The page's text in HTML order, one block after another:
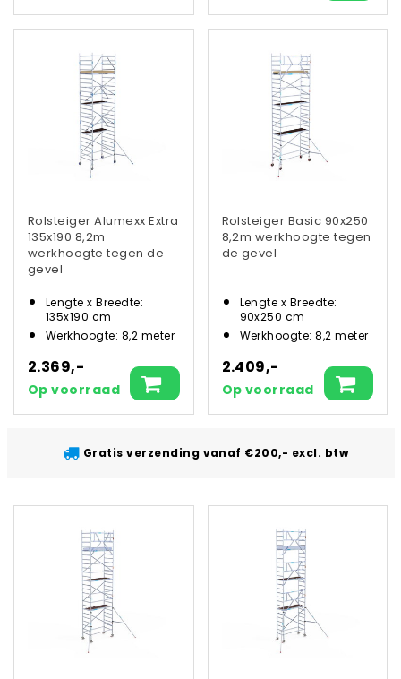
Rolsteiger Alumexx Extra
135x190 8,2m
werkhoogte tegen de
gevel
Lengte x Breedte:
135x190 cm
Werkhoogte: 8,2 meter
2.369,-
Op voorraad
Rolsteiger Basic 90x250
8,2m werkhoogte tegen
de gevel
Lengte x Breedte:
90x250 cm
Werkhoogte: 8,2 meter
2.409,-
Op voorraad
Gratis verzending vanaf €200,- excl. btw